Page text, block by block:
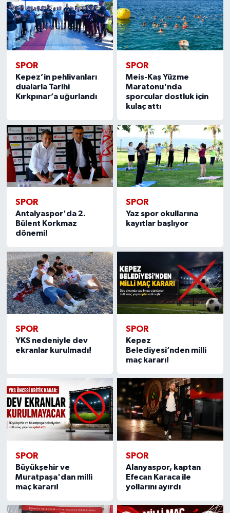
SPOR
Kepez’in pehlivanları
dualarla Tarihi
Kırkpınar’a uğurlandı
SPOR
Meis-Kaş Yüzme
Maratonu'nda
sporcular dostluk için
kulaç attı
SPOR
Antalyaspor'da 2.
Bülent Korkmaz
dönemi!
SPOR
Yaz spor okullarına
kayıtlar başlıyor
SPOR
YKS nedeniyle dev
ekranlar kurulmadı!
SPOR
Kepez
Belediyesi’nden milli
maç kararı!
SPOR
Büyükşehir ve
Muratpaşa'dan milli
maç kararı!
SPOR
Alanyaspor, kaptan
Efecan Karaca ile
yollarını ayırdı